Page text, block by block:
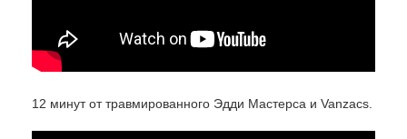
12 минут от травмированного Эдди Мастерса и Vanzacs.